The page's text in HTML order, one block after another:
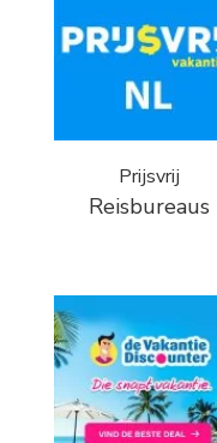
Prijsvrij
Reisbureaus